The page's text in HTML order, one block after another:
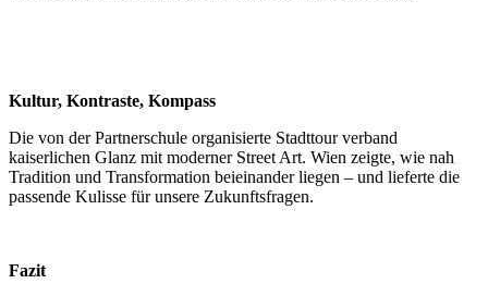
Kultur, Kontraste, Kompass
Die von der Partnerschule organisierte Stadttour verband
kaiserlichen Glanz mit moderner Street Art. Wien zeigte, wie nah
Tradition und Transformation beieinander liegen – und lieferte die
passende Kulisse für unsere Zukunftsfragen.
Fazit